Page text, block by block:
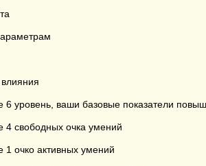
6 уровень, ваши базовые показатели
4 свободных очка умений
1 очко активных умений